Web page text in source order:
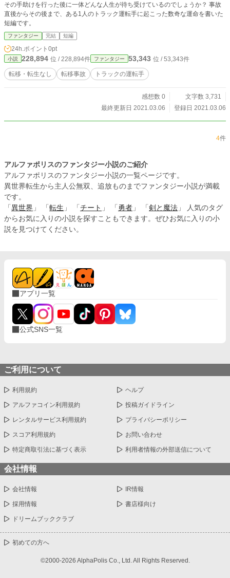
その手助けを行った後に一体どんな人生が待ち受けているのでしょうか？ 事故
直後からその後まで、ある1人のトラック運転手に起こった数奇な運命を書いた
短編です。
ファンタジー 完結 短編
24h.ポイント 0pt
小説 228,894 位 / 228,894件 ファンタジー 53,343 位 / 53,343件
転移・転生なし 転移事故 トラックの運転手
感想数 0
文字数 3,731
最終更新日 2021.03.06
登録日 2021.03.06
4件
アルファポリスのファンタジー小説のご紹介
アルファポリスのファンタジー小説の一覧ページです。
異世界転生から主人公無双、追放ものまでファンタジー小説が満載
です。
「 異世界 」 「 転生 」 「 チート 」 「 勇者 」 「 剣と魔法 」 人気のタグ
からお気に入りの小説を探すこともできます。ぜひお気に入りの小
説を見つけてください。
アプリ一覧
公式SNS一覧
ご利用について
利用規約 ヘルプ
アルファコイン利用規約 投稿ガイドライン
レンタルサービス利用規約 プライバシーポリシー
スコア利用規約 お問い合わせ
特定商取引法に基づく表示 利用者情報の外部送信について
会社情報
会社情報 IR情報
採用情報 書店様向け
ドリームブッククラブ
初めての方へ
©2000-2026 AlphaPolis Co., Ltd. All Rights Reserved.